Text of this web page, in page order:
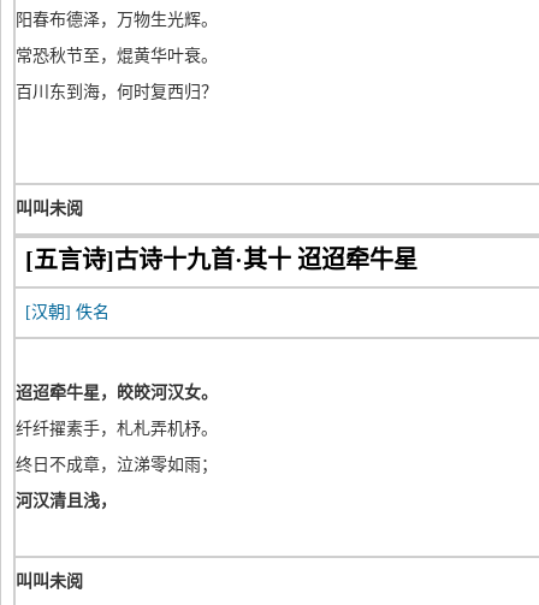
阳春布德泽，万物生光辉。
常恐秋节至，焜黄华叶衰。
百川东到海，何时复西归？
叫叫未阅
[五言诗]古诗十九首·其十 迢迢牵牛星
[汉朝] 佚名
迢迢牵牛星，皎皎河汉女。
纤纤擢素手，札札弄机杼。
终日不成章，泣涕零如雨；
河汉清且浅，
叫叫未阅